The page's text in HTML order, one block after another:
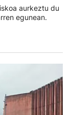
aurkeztu du
egunean.